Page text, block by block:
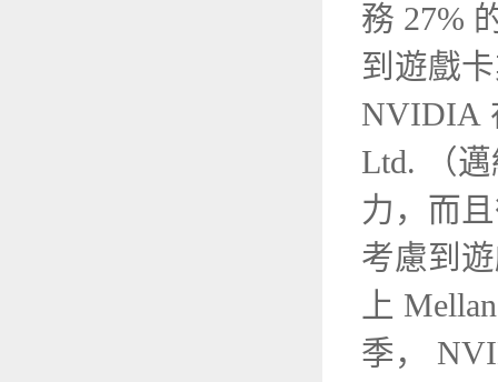
務 27%
到遊戲
NVIDIA
Ltd. （
力，而
考慮到
上
季，